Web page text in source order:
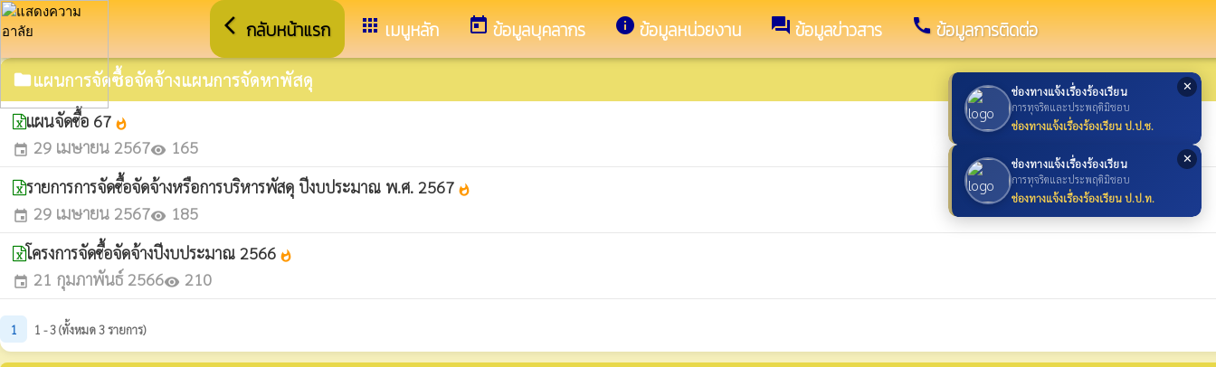
✕
ช่องทางแจ้งเรื่องร้องเรียน
การทุจริตและประพฤติมิชอบ
ช่องทางแจ้งเรื่องร้องเรียน ป.ป.ช.
✕
ช่องทางแจ้งเรื่องร้องเรียน
การทุจริตและประพฤติมิชอบ
ช่องทางแจ้งเรื่องร้องเรียน ป.ป.ท.
arrow_back_ios กลับหน้าแรก appsเมนูหลัก todayข้อมูลบุคลากร infoข้อมูลหน่วยงาน forumข้อมูลข่าวสาร callข้อมูลการติดต่อ
folderแผนการจัดซื้อจัดจ้างแผนการจัดหาพัสดุ
แผนจัดซื้อ 67 whatshot
event 29 เมษายน 2567visibility 165
รายการการจัดซื้อจัดจ้างหรือการบริหารพัสดุ ปีงบประมาณ พ.ศ. 2567 whatshot
event 29 เมษายน 2567visibility 185
โครงการจัดซื้อจัดจ้างปีงบประมาณ 2566 whatshot
event 21 กุมภาพันธ์ 2566visibility 210
1 1 - 3 (ทั้งหมด 3 รายการ)